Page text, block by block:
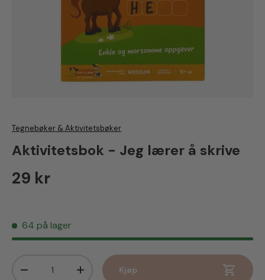
Tegnebøker & Aktivitetsbøker
Aktivitetsbok - Jeg lærer å skrive
Vanlig pris
29 kr
64 på lager
Senk antall
Øk antall Kjøp